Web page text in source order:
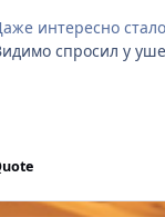
интересно
спросил у